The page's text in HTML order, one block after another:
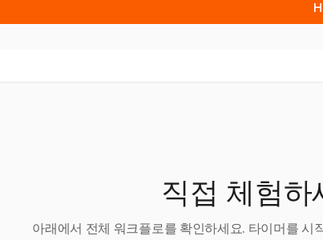
직접 체험
아래에서 전체 워크플로를 확인하세요. 타이머를